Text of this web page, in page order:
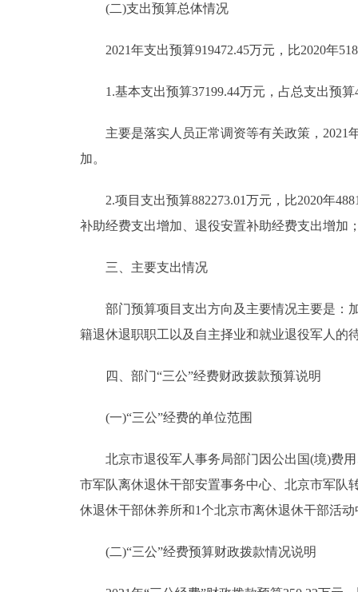
(二)支出预算总体情况
2021年支出预算919472.45万元，比2020年
1.基本支出预算37199.44万元，占总支出预算
主要是落实人员正常调资等有关政策，2021
加。
2.项目支出预算882273.01万元，比2020年
补助经费支出增加、退役安置补助经费支出增加
三、主要支出情况
部门预算项目支出方向及主要情况主要是：加
籍退休退职职工以及自主择业和就业退役军人的
四、部门“三公”经费财政拨款预算说明
(一)“三公”经费的单位范围
北京市退役军人事务局部门因公出国(境)费用
市军队离休退休干部安置事务中心、北京市军队
休退休干部休养所和1个北京市离休退休干部活
(二)“三公”经费预算财政拨款情况说明